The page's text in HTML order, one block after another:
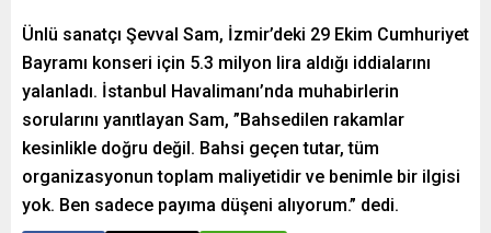
Ünlü sanatçı Şevval Sam, İzmir’deki 29 Ekim Cumhuriyet
Bayramı konseri için 5.3 milyon lira aldığı iddialarını
yalanladı. İstanbul Havalimanı’nda muhabirlerin
sorularını yanıtlayan Sam, ”Bahsedilen rakamlar
kesinlikle doğru değil. Bahsi geçen tutar, tüm
organizasyonun toplam maliyetidir ve benimle bir ilgisi
yok. Ben sadece payıma düşeni alıyorum.” dedi.